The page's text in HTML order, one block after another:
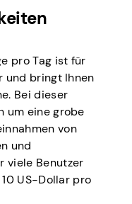
pro Tag ist für
und bringt Ihnen
Bei dieser
um eine grobe
von
und
viele Benutzer
US-Dollar pro